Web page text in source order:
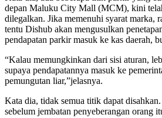
depan Maluku City Mall (MCM), kini
dilegalkan. Jika memenuhi syarat marka,
tentu Dishub akan mengusulkan
pendapatan parkir masuk ke kas daerah,
“Kalau memungkinkan dari sisi aturan,
supaya pendapatannya masuk ke
pemungutan liar,”jelasnya.
Kata dia, tidak semua titik dapat
sebelum jembatan penyeberangan orang